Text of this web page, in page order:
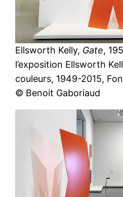
Ellsworth Kelly, Gate,
l’exposition Ellsworth
couleurs, 1949-2015,
© Benoit Gaboriaud